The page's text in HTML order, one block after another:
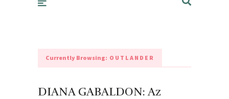
Currently Browsing: OUTLANDER
DIANA GABALDON: Az